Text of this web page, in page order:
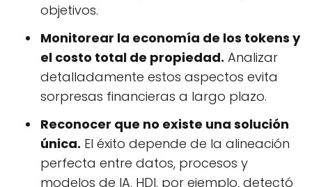
objetivos.
Monitorear la economía de los tokens y
el costo total de propiedad. Analizar
detalladamente estos aspectos evita
sorpresas financieras a largo plazo.
Reconocer que no existe una solución
única. El éxito depende de la alineación
perfecta entre datos, procesos y
modelos de IA. HDI, por ejemplo, detectó